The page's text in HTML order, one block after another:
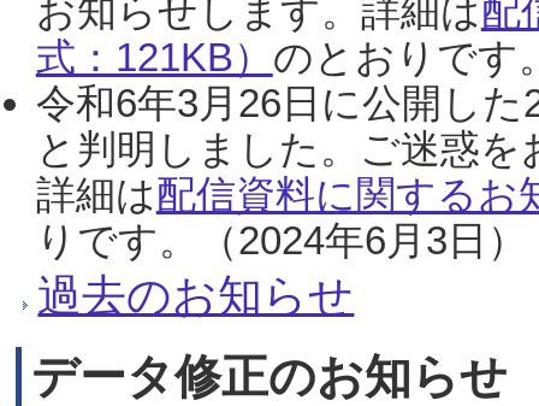
お知らせします。詳細は配
式：121KB） のとおりです
令和6年3月26日に公開し
と判明しました。ご迷惑
詳細は配信資料に関するお
りです。（2024年6月3日）
過去のお知らせ
データ修正のお知らせ